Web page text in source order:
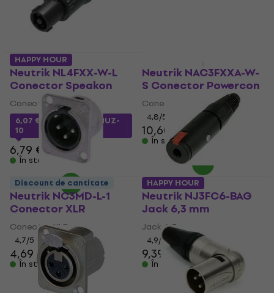
Neutrik NL4FXX-W-L
Conector Speakon
Conector Speakon
6,07 € cu codul MUZMUZ-
10
6,79 €
În stoc
Neutrik NAC3FXXA-W-
S Conector Powercon
Conector Powercon
4,8/5
10,60 €11,90 €
În stoc
HAPPY HOUR
Neutrik NC3MD-L-1
Conector XLR
Conector XLR
4,7/5
4,69 €5,29 €
În stoc
Neutrik NJ3FC6-BAG
Jack 6,3 mm
Jack 6,3 mm
4,9/5
9,39 €9,99 €
În stoc
Discount de cantitate HAPPY HOUR